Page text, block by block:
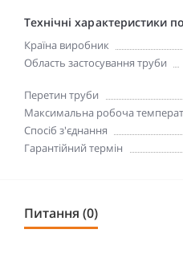
Технічні характеристики
Країна виробник
Область застосування труби
Перетин труби
Максимальна робоча
Спосіб з'єднання
Гарантійний термін
Питання (0)